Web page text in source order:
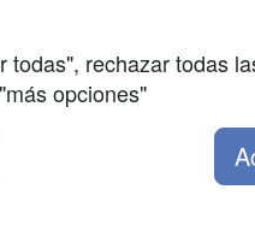
rechazar todas
opciones"